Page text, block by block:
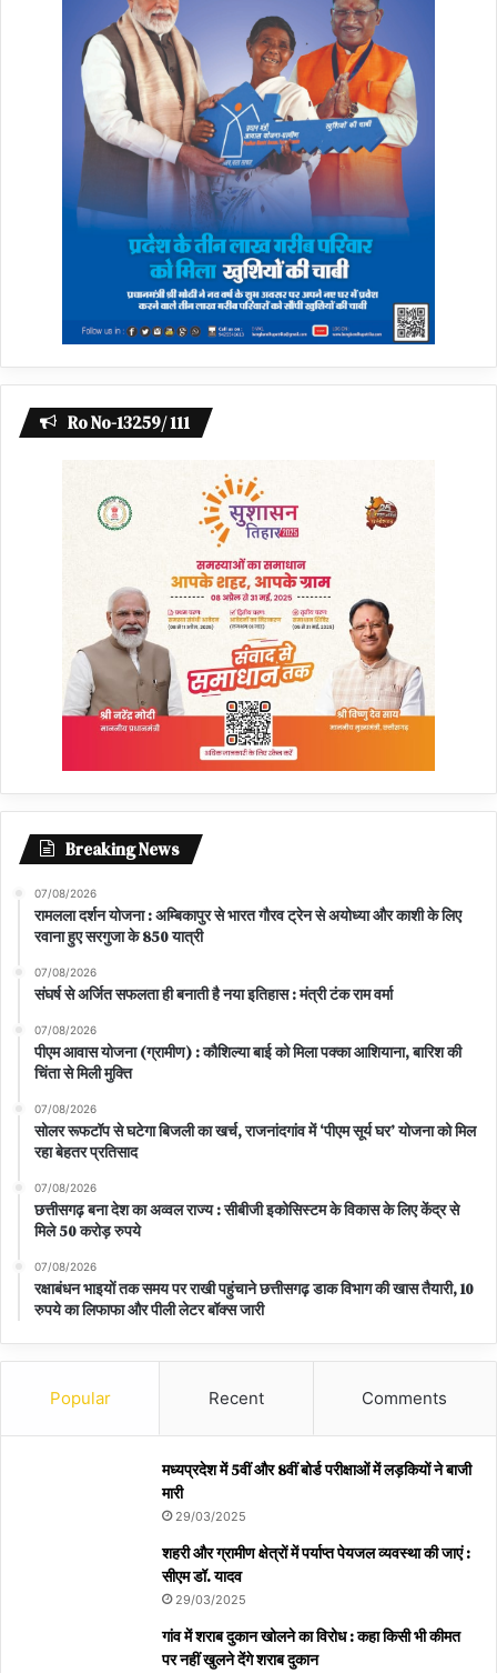
Ro No-13259/ 111
Breaking News
07/08/2026
रामलला दर्शन योजना : अम्बिकापुर से भारत गौरव ट्रेन से अयोध्या और काशी के लिए
रवाना हुए सरगुजा के 850 यात्री
07/08/2026
संघर्ष से अर्जित सफलता ही बनाती है नया इतिहास : मंत्री टंक राम वर्मा
07/08/2026
पीएम आवास योजना (ग्रामीण) : कौशिल्या बाई को मिला पक्का आशियाना, बारिश की
चिंता से मिली मुक्ति
07/08/2026
सोलर रूफटॉप से घटेगा बिजली का खर्च, राजनांदगांव में ‘पीएम सूर्य घर’ योजना को मिल
रहा बेहतर प्रतिसाद
07/08/2026
छत्तीसगढ़ बना देश का अव्वल राज्य : सीबीजी इकोसिस्टम के विकास के लिए केंद्र से
मिले 50 करोड़ रुपये
07/08/2026
रक्षाबंधन भाइयों तक समय पर राखी पहुंचाने छत्तीसगढ़ डाक विभाग की खास तैयारी, 10
रुपये का लिफाफा और पीली लेटर बॉक्स जारी
Popular Recent Comments
मध्यप्रदेश में 5वीं और 8वीं बोर्ड परीक्षाओं में लड़कियों ने बाजी
मारी
29/03/2025
शहरी और ग्रामीण क्षेत्रों में पर्याप्त पेयजल व्यवस्था की जाएं :
सीएम डॉ. यादव
29/03/2025
गांव में शराब दुकान खोलने का विरोध : कहा किसी भी कीमत
पर नहीं खुलने देंगे शराब दुकान